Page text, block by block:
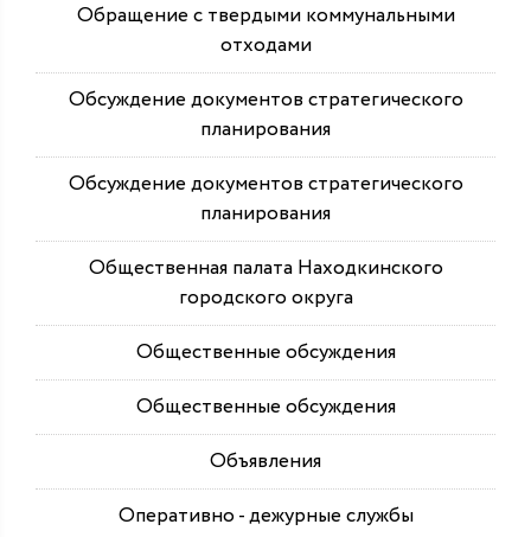
Обращение с твердыми коммунальными
отходами
Обсуждение документов стратегического
планирования
Обсуждение документов стратегического
планирования
Общественная палата Находкинского
городского округа
Общественные обсуждения
Общественные обсуждения
Объявления
Оперативно - дежурные службы